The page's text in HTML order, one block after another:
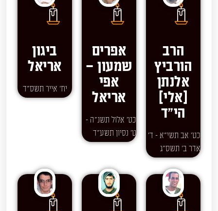
הרב
הורביץ
אלנתן
[אלי]
הי"ד
כט' אב תשי"א - ד'
אדר ב' תשס"ג
אפרים
שמעון –
אפי
אריאל
כט' אלול תשנ"ה -
ט' נסיון תשע"ד
ביגון
אריאל
יח' אייר תשס"ד